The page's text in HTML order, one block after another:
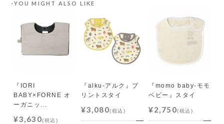
YOU MIGHT ALSO LIKE
『IORI
BABY×FORNE オ
ーガニッ...
¥3,630(税込)
『alku-アルク』プ
リントスタイ
¥3,080(税込)
『momo baby-モモ
ベビー』スタイ
¥2,750(税込)